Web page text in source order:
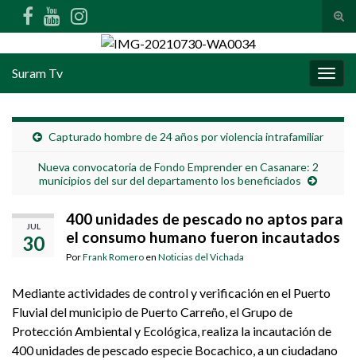
Search for:
Suram Tv
Capturado hombre de 24 años por violencia intrafamiliar
Nueva convocatoria de Fondo Emprender en Casanare: 2
municipios del sur del departamento los beneficiados
JUL
30
400 unidades de pescado no aptos para
el consumo humano fueron incautados
PorFrank Romero en Noticias del Vichada
Mediante actividades de control y verificación en el Puerto
Fluvial del municipio de Puerto Carreño, el Grupo de
Protección Ambiental y Ecológica, realiza la incautación de
400 unidades de pescado especie Bocachico, a un ciudadano